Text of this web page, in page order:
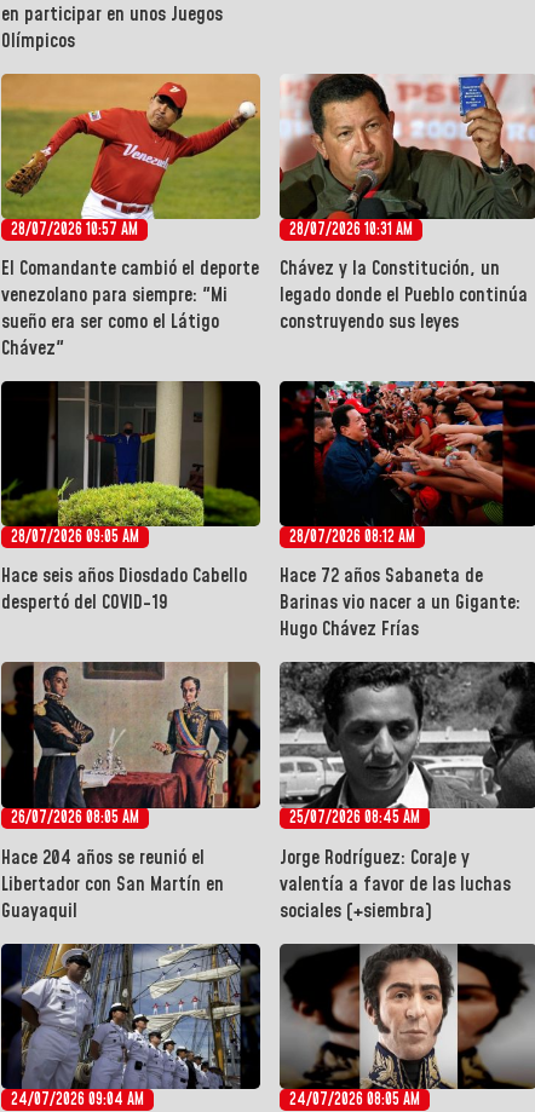
en participar en unos Juegos
Olímpicos
28/07/2026 10:57 AM
El Comandante cambió el deporte
venezolano para siempre: "Mi
sueño era ser como el Látigo
Chávez"
28/07/2026 10:31 AM
Chávez y la Constitución, un
legado donde el Pueblo continúa
construyendo sus leyes
28/07/2026 09:05 AM
Hace seis años Diosdado Cabello
despertó del COVID-19
28/07/2026 08:12 AM
Hace 72 años Sabaneta de
Barinas vio nacer a un Gigante:
Hugo Chávez Frías
26/07/2026 08:05 AM
Hace 204 años se reunió el
Libertador con San Martín en
Guayaquil
25/07/2026 08:45 AM
Jorge Rodríguez: Coraje y
valentía a favor de las luchas
sociales (+siembra)
24/07/2026 09:04 AM 24/07/2026 08:05 AM